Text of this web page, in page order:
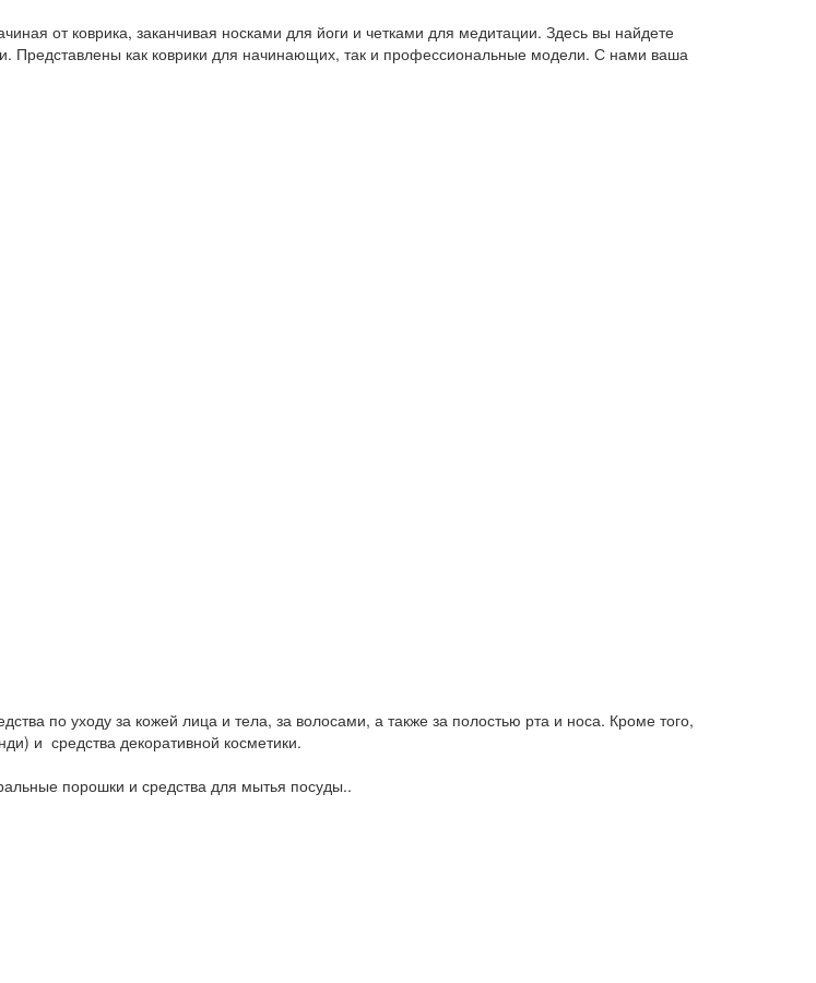
от коврика, заканчивая носками для йоги и четками для медитации. Здесь вы найдете
Представлены как коврики для начинающих, так и профессиональные модели. С нами ваша
по уходу за кожей лица и тела, за волосами, а также за полостью рта и носа. Кроме того,
и средства декоративной косметики.
порошки и средства для мытья посуды..